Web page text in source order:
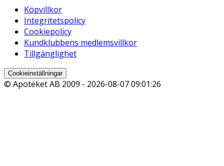
Köpvillkor
Integritetspolicy
Cookiepolicy
Kundklubbens medlemsvillkor
Tillgänglighet
Cookieinställningar
© Apoteket AB 2009 - 2026-08-07 09:01:26